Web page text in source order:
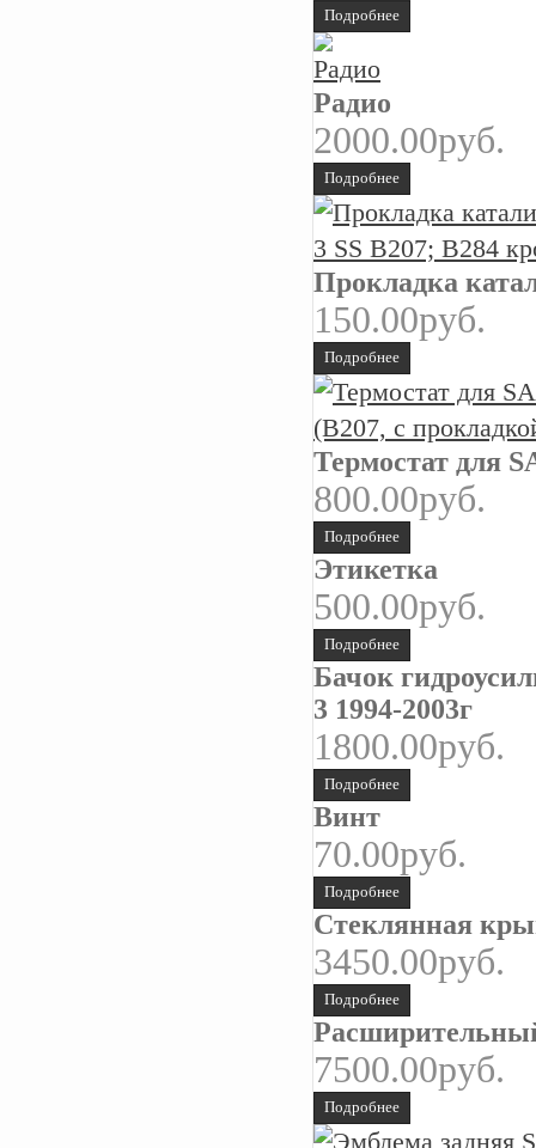
Подробнее
Радио
2000.00руб.
Подробнее
Прокладка
150.00руб.
Подробнее
Термостат для
800.00руб.
Подробнее
Этикетка
500.00руб.
Подробнее
Бачок
3 1994-2003г
1800.00руб.
Подробнее
Винт
70.00руб.
Подробнее
Стеклянная
3450.00руб.
Подробнее
7500.00руб.
Подробнее